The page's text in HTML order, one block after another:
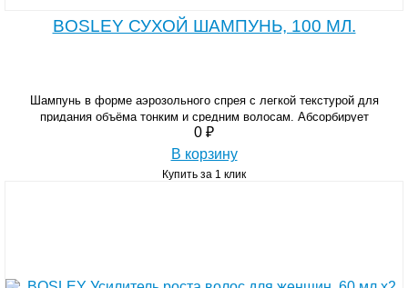
BOSLEY СУХОЙ ШАМПУНЬ, 100 МЛ.
Шампунь в форме аэрозольного спрея с легкой текстурой для
придания объёма тонким и средним волосам. Абсорбирует
загрязнения, избыток себума и стайлинговых средств.
0 ₽
В корзину
Купить за 1 клик